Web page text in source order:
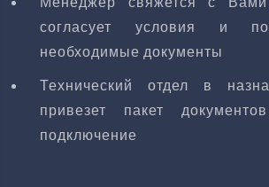
согласует условия и
необходимые документы
Технический отдел в
привезет пакет
подключение